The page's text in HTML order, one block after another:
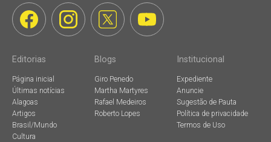
Editorias
Página inicial
Últimas notícias
Alagoas
Artigos
Brasil/Mundo
Cultura
Blogs
Giro Penedo
Martha Martyres
Rafael Medeiros
Roberto Lopes
Institucional
Expediente
Anuncie
Sugestão de Pauta
Política de privacidade
Termos de Uso